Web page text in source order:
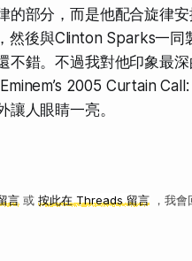
的部分，而是他配合旋律
後與Clinton Sparks一同
錯。不過我對他印象最
2005 Curtain
人眼睛一亮。
言 或 按此在 Threads 留言 ，我